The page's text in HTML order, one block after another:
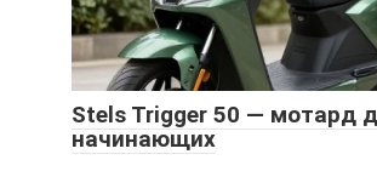
Stels Trigger 50 — мотард
начинающих